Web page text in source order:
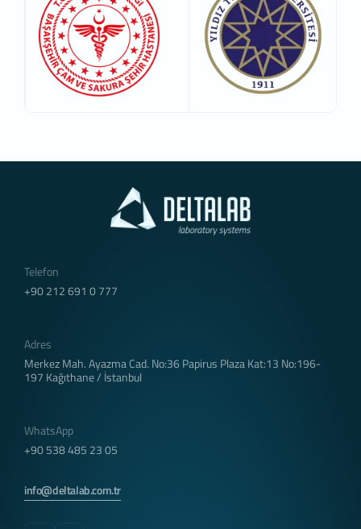
Telefon
+90 212 691 0 777
Adres
Merkez Mah. Ayazma Cad. No:36 Papirus Plaza Kat:13 No:196-
197 Kağıthane / İstanbul
WhatsApp
+90 538 485 23 05
info@deltalab.com.tr